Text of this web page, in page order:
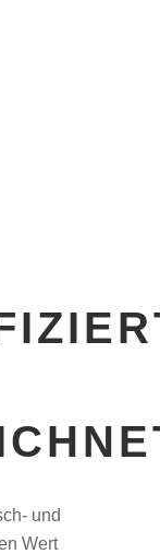
und
Wert